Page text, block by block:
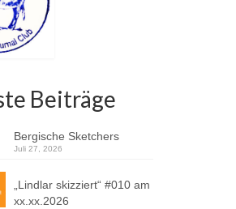
Beiträge
Bergische Sketchers
Juli 27, 2026
„Lindlar skizziert“ #010 am
xx.xx.2026